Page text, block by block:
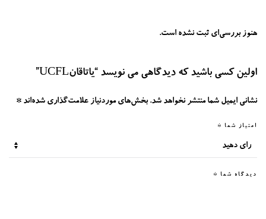
هنوز بررسی‌ای ثبت نشده است.
اولین کسی باشید که دیدگاهی می نویسد “یاتاقانUCFL”
نشانی ایمیل شما منتشر نخواهد شد. بخش‌های موردنیاز علامت‌گذاری شده‌اند *
امتیاز شما *
دیدگاه شما *